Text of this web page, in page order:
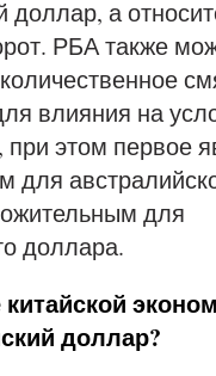
доллар, а
РБА также
влияния на
при этом первое
для
для
доллара.
доллар?